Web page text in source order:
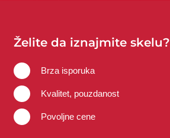
Želite da iznajmite skelu?
Brza isporuka
Kvalitet, pouzdanost
Povoljne cene